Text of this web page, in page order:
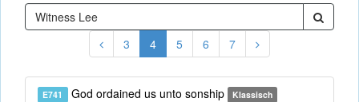
3 4 5 6 7
E741 God ordained us unto sonship Klassisch